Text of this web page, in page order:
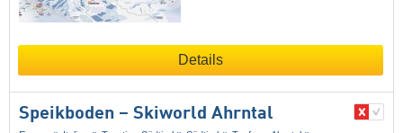
Details
Speikboden – Skiworld Ahrntal